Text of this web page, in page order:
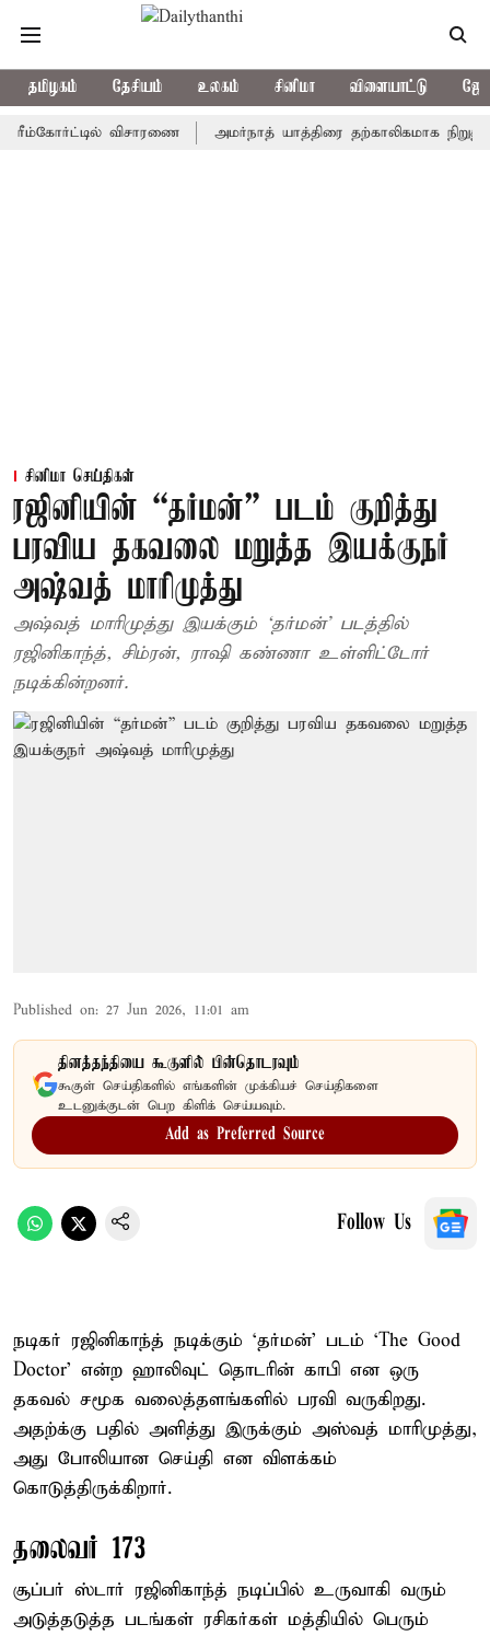
தமிழகம் தேசியம் உலகம் சினிமா விளையாட்டு
விசாரணை அமர்நாத் யாத்திரை தற்காலிகமாக நிறுத்தம்
சினிமா செய்திகள்
ரஜினியின் “தர்மன்” படம் குறித்து
பரவிய தகவலை மறுத்த இயக்குநர்
அஷ்வத் மாரிமுத்து
அஷ்வத் மாரிமுத்து இயக்கும் ‘தர்மன்’ படத்தில்
ரஜினிகாந்த், சிம்ரன், ராஷி கண்ணா உள்ளிட்டோர்
நடிக்கின்றனர்.
Published on: 27 Jun 2026, 11:01 am
தினத்தந்தியை கூகுளில் பின்தொடரவும்
கூகுள் செய்திகளில் எங்களின் முக்கியச் செய்திகளை
உடனுக்குடன் பெற கிளிக் செய்யவும்.
Add as Preferred Source
Follow Us
நடிகர் ரஜினிகாந்த் நடிக்கும் ‘தர்மன்’ படம் ‘The Good
Doctor’ என்ற ஹாலிவுட் தொடரின் காபி என ஒரு
தகவல் சமூக வலைத்தளங்களில் பரவி வருகிறது.
அதற்க்கு பதில் அளித்து இருக்கும் அஸ்வத் மாரிமுத்து,
அது போலியான செய்தி என விளக்கம்
கொடுத்திருக்கிறார்.
தலைவர் 173
சூப்பர் ஸ்டார் ரஜினிகாந்த் நடிப்பில் உருவாகி வரும்
அடுத்தடுத்த படங்கள் ரசிகர்கள் மத்தியில் பெரும்